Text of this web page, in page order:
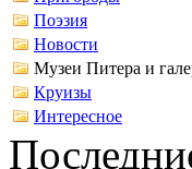
Поэзия
Новости
Музеи Питера и
Круизы
Интересное